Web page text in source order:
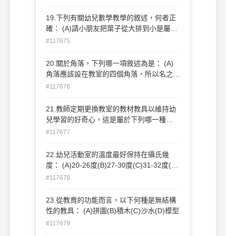
19.下列有關幼兒數學教學的敘述，何者正
確： (A)請小朋友把葉子從大排到小是屬於
「面積」的引導 (B)「這片葉子比較大，還
(C)「因為今天小銘和小方沒來，所以班上
剩下幾個小朋友呢？」是屬於「算數」的引
#117675
20.關於角落，下列哪一項敘述為是： (A)
角落應該設在教室的四個角落，所以名之為
「角落」 (B)角落時間最好不要超過15分
娃家相鄰，方便彼此間的互動 (D)幼兒對於
角落材料的選擇與使用，是教師了解幼兒興
#117676
21.教師定期更換教室的教材教具以維持幼
兒學習的好奇心，這是屬於下列哪一種
「教-學環境向度」： (A)開放-封閉(B)單
#117677
22.幼兒活動室的溫度最好保持在攝氏幾
度： (A)20-26度(B)27-30度(C)31-32度(D)
以上皆是
#117678
23.從教育的功能而言，以下何種是無結構
性的教具： (A)拼圖(B)積木(C)沙水(D)模型
#117679